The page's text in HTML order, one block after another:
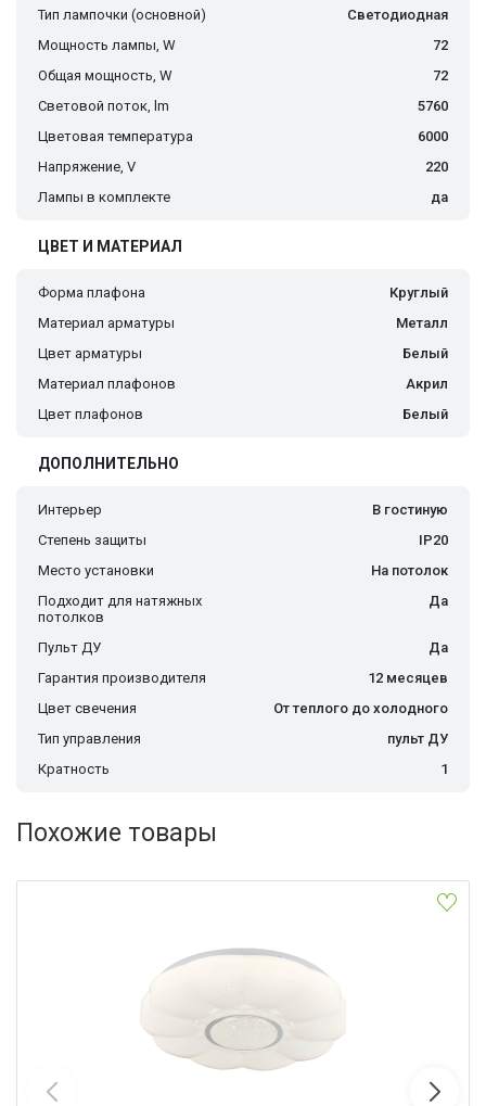
Тип лампочки (основной)
Светодиодная
Мощность лампы, W
72
Общая мощность, W
72
Световой поток, lm
5760
Цветовая температура
6000
Напряжение, V
220
Лампы в комплекте
да
ЦВЕТ И МАТЕРИАЛ
Форма плафона
Круглый
Материал арматуры
Металл
Цвет арматуры
Белый
Материал плафонов
Акрил
Цвет плафонов
Белый
ДОПОЛНИТЕЛЬНО
Интерьер
В гостиную
Степень защиты
IP20
Место установки
На потолок
Подходит для натяжных
потолков
Да
Пульт ДУ
Да
Гарантия производителя
12 месяцев
Цвет свечения
От теплого до холодного
Тип управления
пульт ДУ
Кратность
1
Похожие товары